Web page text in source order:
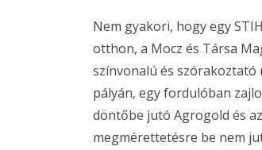
Nem gyakori, hogy egy
otthon, a Mocz és Társa
színvonalú és szórakoztató
pályán, egy fordulóban
döntőbe jutó Agrogold és
megmérettetésre be nem